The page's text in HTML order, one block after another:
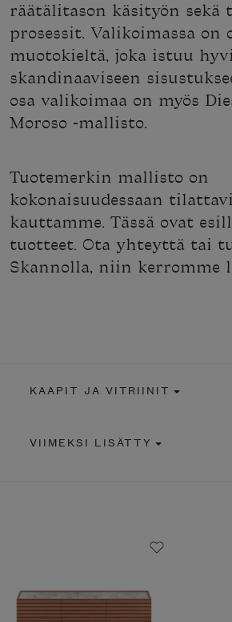
räätälitason käsityön sekä
prosessit. Valikoimassa on
muotokieltä, joka istuu
skandinaaviseen
osa valikoimaa on myös
Moroso -mallisto.
Tuotemerkin mallisto on
kokonaisuudessaan
kauttamme. Tässä ovat
tuotteet. Ota yhteyttä tai
Skannolla, niin kerromme
KAAPIT JA VITRIINIT
VIIMEKSI LISÄTTY